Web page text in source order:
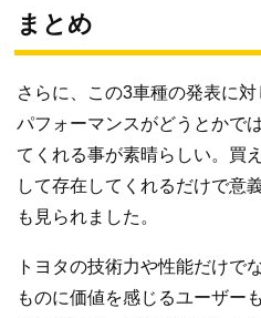
まとめ
さらに、この3車種の発表に
パフォーマンスがどうとかで
てくれる事が素晴らしい。買
して存在してくれるだけで意
も見られました。
トヨタの技術力や性能だけで
ものに価値を感じるユーザー